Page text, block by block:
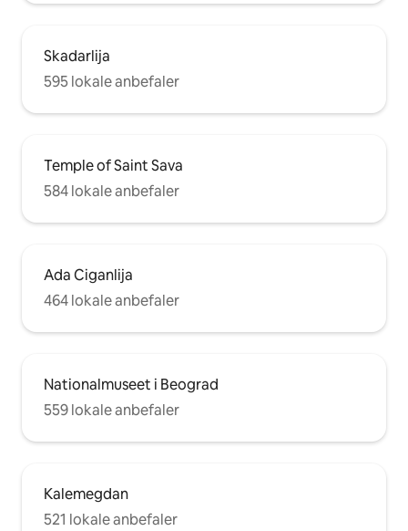
Skadarlija
595 lokale anbefaler
Temple of Saint Sava
584 lokale anbefaler
Ada Ciganlija
464 lokale anbefaler
Nationalmuseet i Beograd
559 lokale anbefaler
Kalemegdan
521 lokale anbefaler